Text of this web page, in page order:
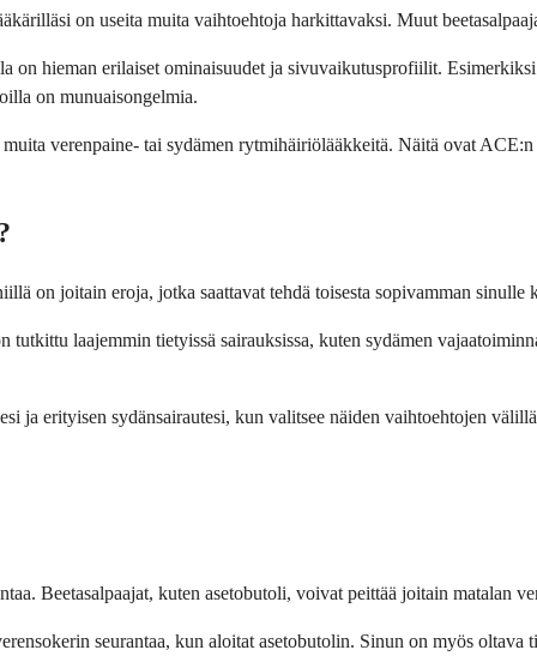
on useita muita vaihtoehtoja harkittavaksi. Muut
hieman erilaiset ominaisuudet ja sivuvaikutusprofiilit.
on munuaisongelmia.
verenpaine- tai sydämen rytmihäiriölääkkeitä. Näitä ovat
on joitain eroja, jotka saattavat tehdä toisesta sopivamman
laajemmin tietyissä sairauksissa, kuten sydämen
ja erityisen sydänsairautesi, kun valitsee näiden vaihtoehtojen
Beetasalpaajat, kuten asetobutoli, voivat peittää joitain matalan
seurantaa, kun aloitat asetobutolin. Sinun on myös